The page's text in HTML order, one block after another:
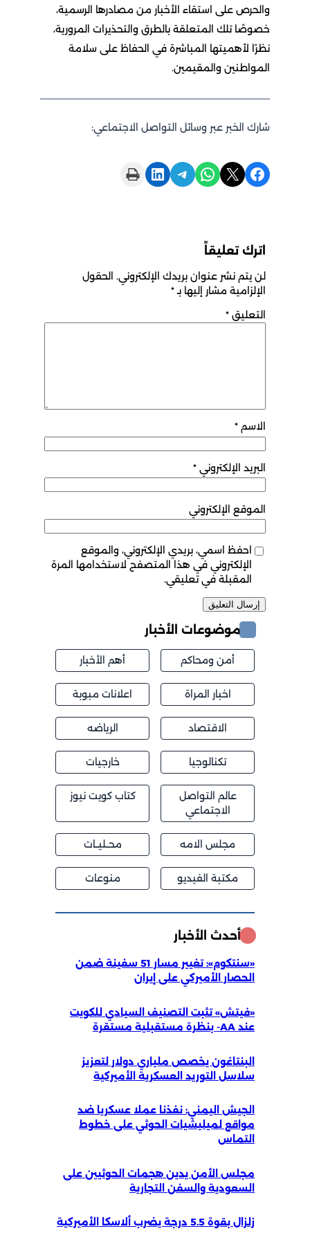
والحرص على استقاء الأخبار من مصادرها الرسمية،
خصوصًا تلك المتعلقة بالطرق والتحذيرات المرورية،
نظرًا لأهميتها المباشرة في الحفاظ على سلامة
المواطنين والمقيمين.
شارك الخبر عبر وسائل التواصل الاجتماعي:
Share on Facebook
Share on X
Share on WhatsApp
Share on Telegram
Share on LinkedIn
Print this Page
اترك تعليقاً
لن يتم نشر عنوان بريدك الإلكتروني. الحقول
الإلزامية مشار إليها بـ *
التعليق*
الاسم*
البريد الإلكتروني *
الموقع الإلكتروني
احفظ اسمي، بريدي الإلكتروني، والموقع
الإلكتروني في هذا المتصفح لاستخدامها المرة
المقبلة في تعليقي.
موضوعات الأخبار
أمن ومحاكم أهم الأخبار
اخبار المراة اعلانات مبوبة
الاقتصاد الرياضه
تكنالوجيا خارجيات
عالم التواصل
الاجتماعي
كتاب كويت نيوز
مجلس الامه محــليــات
مكتبة الفيديو منوعات
أحدث الأخبار
«سنتكوم»: تغيير مسار 51 سفينة ضمن
الحصار الأميركي على إيران
«فيتش» تثبت التصنيف السيادي للكويت
عند AA- بنظرة مستقبلية مستقرة
البنتاغون يخصص ملياري دولار لتعزيز
سلاسل التوريد العسكرية الأميركية
الجيش اليمني: نفذنا عملا عسكريا ضد
مواقع لميليشيات الحوثي على خطوط
التماس
مجلس الأمن يدين هجمات الحوثيين على
السعودية والسفن التجارية
زلزال بقوة 5.5 درجة يضرب ألاسكا الأميركية